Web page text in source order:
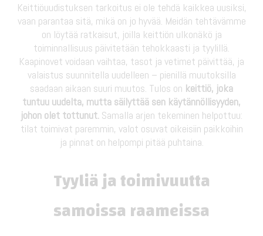
Keittiöuudistuksen tarkoitus ei ole tehdä kaikkea uusiksi,
vaan parantaa sitä, mikä on jo hyvää. Meidän tehtävämme
on löytää ratkaisut, joilla keittiön ulkonäkö ja
toiminnallisuus päivitetään tehokkaasti ja tyylillä.
Kaapinovet voidaan vaihtaa, tasot ja vetimet päivittää, ja
valaistus suunnitella uudelleen – pienillä muutoksilla
saadaan aikaan suuri muutos. Tulos on keittiö, joka
tuntuu uudelta, mutta säilyttää sen käytännöllisyyden,
johon olet tottunut. Samalla arjen tekeminen helpottuu:
tilat toimivat paremmin, valot osuvat oikeisiin paikkoihin
ja pinnat on helpompi pitää puhtaina.
Tyyliä ja toimivuutta
samoissa raameissa